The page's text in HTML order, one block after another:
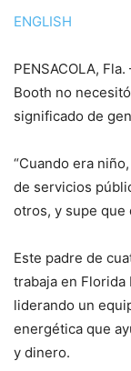
ENGLISH
PENSACOLA,
Booth no
significado de
“Cuando era
de servicios
otros, y supe que
Este padre de
trabaja en Florida
liderando un
energética que
y dinero.